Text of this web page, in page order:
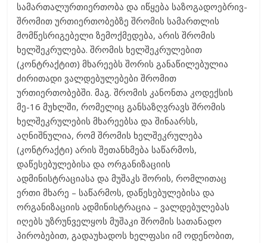
სამართალურთიერთობა და იწყება საზოგადოებრივ-
შრომით ურთიერთობებზე შრომის სამართლის
მომწესრიგებელი ზემოქმედება, არის შრომის
ხელშეკრულება. შრომის ხელშეკრულებით
(კონტრაქტით) მხარეებს შორის განაწილებულია
ძირითადი ვალდებულებები შრომით
ურთიერთობებში. მაგ. შრომის კანონთა კოდექსის
მე-16 მუხლში, რომელიც განსაზღვრავს შრომის
ხელშეკრულების მხარეებსა და შინაარსს,
აღნიშნულია, რომ შრომის ხელშეკრულება
(კონტრაქტი) არის შეთანხმება საწარმოს,
დაწესებულებისა და ორგანიზაციის
ადმინისტრაციასა და მუშაკს შორის, რომლითაც
ერთი მხარე – საწარმოს, დაწესებულებისა და
ორგანიზაციის ადმინისტრაცია – ვალდებულებას
იღებს უზრუნველყოს მუშაკი შრომის სათანადო
პირობებით, გადაუხადოს ხელფასი იმ ოდენობით,